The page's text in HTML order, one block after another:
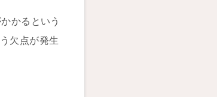
かるという
欠点が発生